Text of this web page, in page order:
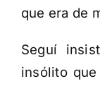
que era de
Seguí
insólito